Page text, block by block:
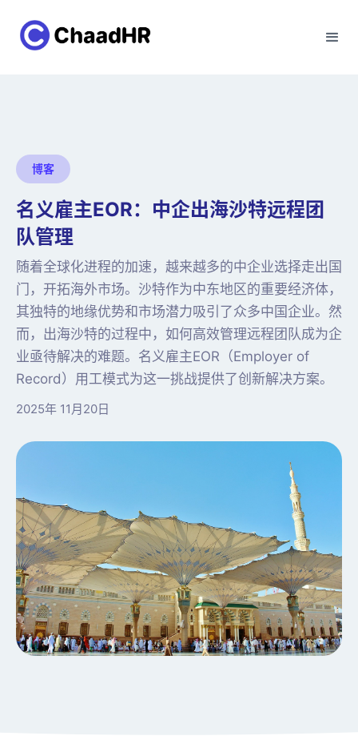
博客
名义雇主EOR：中企出海沙特远程团
队管理
随着全球化进程的加速，越来越多的中企业选择走出国
门，开拓海外市场。沙特作为中东地区的重要经济体，
其独特的地缘优势和市场潜力吸引了众多中国企业。然
而，出海沙特的过程中，如何高效管理远程团队成为企
业亟待解决的难题。名义雇主EOR（Employer of
Record）用工模式为这一挑战提供了创新解决方案。
2025年 11月20日